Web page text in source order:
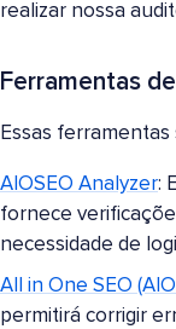
realizar nossa
Ferramentas
Essas ferramentas
AIOSEO Analyzer:
fornece
necessidade de
All in One SEO
permitirá corrigir